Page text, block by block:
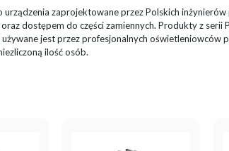
urządzenia zaprojektowane przez Polskich
dostępem do części zamiennych. Produkty z
używane jest przez profesjonalnych
ilość osób.